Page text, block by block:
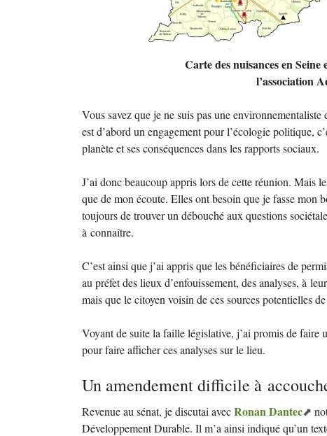
Carte des nuisances en
l’association
Vous savez que je ne suis pas une
est d’abord un engagement pour l’écologie politique,
planète et ses conséquences dans les rapports sociaux.
J’ai donc beaucoup appris lors de cette réunion. Mais
que de mon écoute. Elles ont besoin que je fasse mon
toujours de trouver un débouché aux questions
à connaître.
C’est ainsi que j’ai appris que les bénéficiaires de
au préfet des lieux d’enfouissement, des analyses, à
mais que le citoyen voisin de ces sources potentielles
Voyant de suite la faille législative, j’ai promis de faire
pour faire afficher ces analyses sur le lieu.
Un amendement difficile à
Revenue au sénat, je discutai avecRonan Dantec
Développement Durable. Il m’a ainsi indiqué qu’un